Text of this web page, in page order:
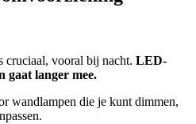
cruciaal, vooral bij nacht. LED-
gaat langer mee.
wandlampen die je kunt dimmen,